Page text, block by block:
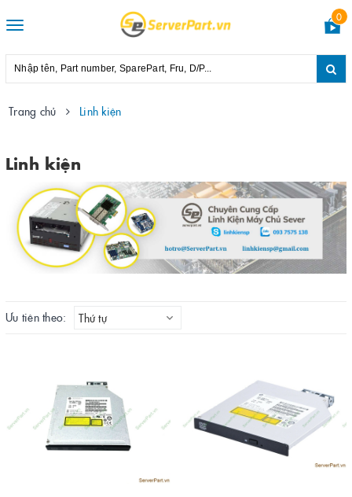
Toggle
0
Trang chủ Linh kiện
Linh kiện
Ưu tiên theo: Thứ tự